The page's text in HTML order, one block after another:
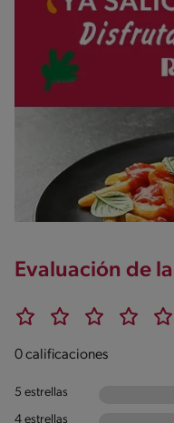
Evaluación de
0 calificaciones
5 estrellas
4 estrellas